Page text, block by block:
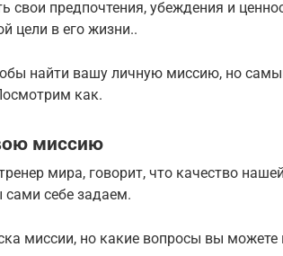
свои предпочтения, убеждения и
цели в его жизни..
найти вашу личную миссию, но
как.
миссию
мира, говорит, что качество
сами себе задаем.
миссии, но какие вопросы вы можете